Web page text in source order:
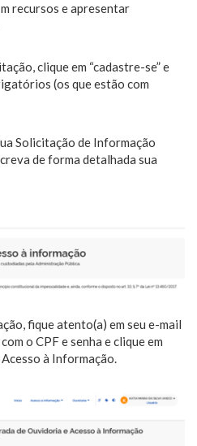
recursos e apresentar
clique em “cadastre-se” e
(os que estão com
Solicitação de Informação
de forma detalhada sua
fique atento(a) em seu e-mail
o CPF e senha e clique em
à Informação.